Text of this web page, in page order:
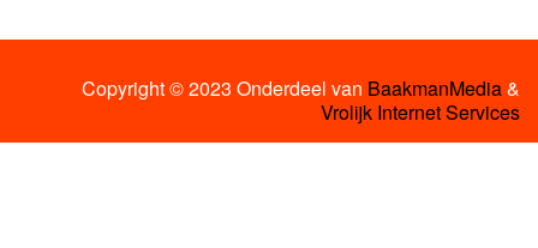
Copyright © 2023 Onderdeel van BaakmanMedia&
Vrolijk Internet Services